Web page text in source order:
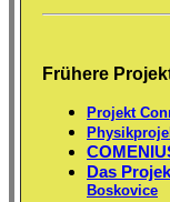
Frühere
Projekt
Das
Boskovice